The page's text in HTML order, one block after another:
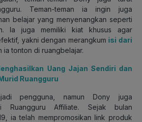
Teman-teman ia ingin juga
belajar yang menyenangkan seperti
Ia juga memiliki kiat khusus agar
yakni dengan merangkum isi dari
ia tonton di ruangbelajar.
Uang Jajan Sendiri dan
Ruangguru
pengguna, namun Dony juga
Ruangguru Affiliate. Sejak bulan
ia telah mempromosikan link produk